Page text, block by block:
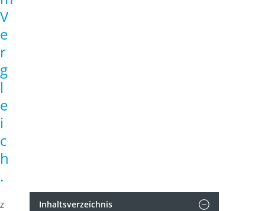
V
e
r
g
l
e
i
c
h
.
Z
Inhaltsverzeichnis